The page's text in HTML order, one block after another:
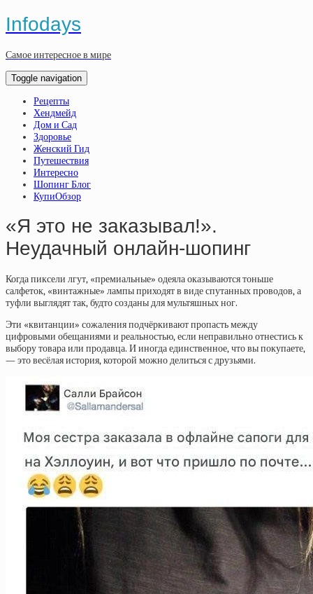
Infodays
Самое интересное в мире
Toggle navigation
Рецепты
Хендмейд
Дом и Сад
Здоровье
Женский Гид
Путешествия
Интересно
Шопинг Блог
КупиОбзор
«Я это не заказывал!».
Неудачный онлайн-шопинг
Когда пиксели лгут, «премиальные» одеяла оказываются тоньше
салфеток, «винтажные» лампы приходят в виде спутанных проводов, а
туфли выглядят так, будто созданы для мультяшных ног.
Эти «квитанции» сожаления подчёркивают пропасть между
цифровыми обещаниями и реальностью, если неправильно отнестись к
выбору товара или продавца. И иногда единственное, что вы покупаете,
— это весёлая история, которой можно делиться с друзьями.